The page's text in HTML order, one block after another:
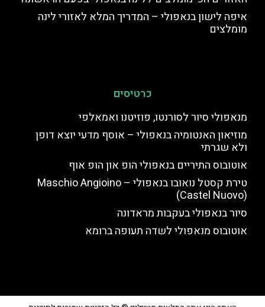
איפה לישון בנאפולי – המדריך המלא לאזורי לינה
מומלצים
כרטיסים
מנאפולי סיור לסורנטו, פוזיטנו ואמאלפי
מוזיאון האנטומיה בנאפולי – אוסף מדעי יוצא דופן
ולא שגרתי
אוטובוס התיריים בנאפולי הופ און הופ אוף
טירת קסטל נואובו בנאפולי – Maschio Angioino
(Castel Nuovo)
סיור בנאפולי בעקבות מראדונה
אוטובוס מנאפולי לשדה תעופה ברומא